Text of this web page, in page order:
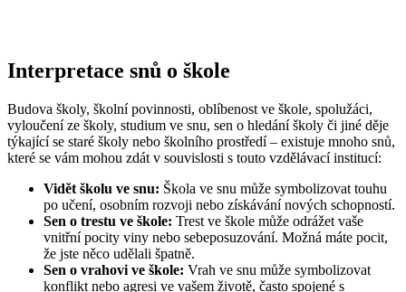
Interpretace snů o škole
Budova školy, školní povinnosti, oblíbenost ve škole, spolužáci,
vyloučení ze školy, studium ve snu, sen o hledání školy či jiné děje
týkající se staré školy nebo školního prostředí – existuje mnoho snů,
které se vám mohou zdát v souvislosti s touto vzdělávací institucí:
Vidět školu ve snu: Škola ve snu může symbolizovat touhu
po učení, osobním rozvoji nebo získávání nových schopností.
Sen o trestu ve škole: Trest ve škole může odrážet vaše
vnitřní pocity viny nebo sebeposuzování. Možná máte pocit,
že jste něco udělali špatně.
Sen o vrahovi ve škole: Vrah ve snu může symbolizovat
konflikt nebo agresi ve vašem životě, často spojené s